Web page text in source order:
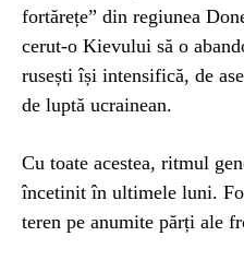
fortărețe” din regiunea
cerut-o Kievului să o
rusești își intensifică, de
de luptă ucrainean.
Cu toate acestea, ritmul
încetinit în ultimele luni.
teren pe anumite părți ale